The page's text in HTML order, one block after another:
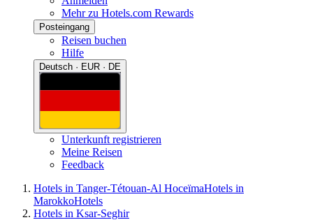
Mehr zu Hotels.com Rewards
Posteingang
Reisen buchen
Hilfe
Deutsch · EUR · DE
Unterkunft registrieren
Meine Reisen
Feedback
Hotels in Tanger-Tétouan-Al HoceïmaHotels in
MarokkoHotels
Hotels in Ksar-Seghir